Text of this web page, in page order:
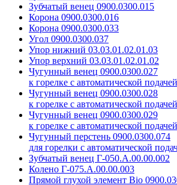
Зубчатый венец 0900.0300.015
Корона 0900.0300.016
Корона 0900.0300.033
Угол 0900.0300.037
Упор нижний 03.03.01.02.01.03
Упор верхний 03.03.01.02.01.02
Чугунный венец 0900.0300.027
к горелке с автоматической
Чугунный венец 0900.0300.028
к горелке с автоматической
Чугунный венец 0900.0300.029
к горелке с автоматической
Чугунный перстень 0900.0300.074
для горелки с автоматической
Зубчатый венец Г-050.А.00.00.002
Колено Г-075.А.00.00.003
Прямой глухой элемент Bio